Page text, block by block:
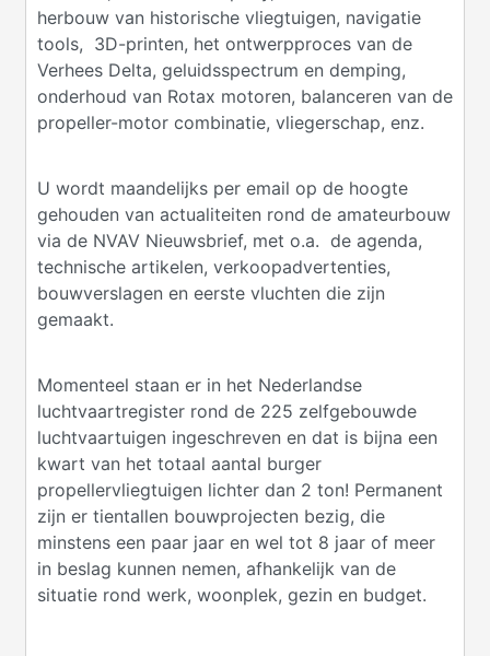
herbouw van historische vliegtuigen, navigatie
tools, 3D-printen, het ontwerpproces van de
Verhees Delta, geluidsspectrum en demping,
onderhoud van Rotax motoren, balanceren van de
propeller-motor combinatie, vliegerschap, enz.
U wordt maandelijks per email op de hoogte
gehouden van actualiteiten rond de amateurbouw
via de NVAV Nieuwsbrief, met o.a. de agenda,
technische artikelen, verkoopadvertenties,
bouwverslagen en eerste vluchten die zijn
gemaakt.
Momenteel staan er in het Nederlandse
luchtvaartregister rond de 225 zelfgebouwde
luchtvaartuigen ingeschreven en dat is bijna een
kwart van het totaal aantal burger
propellervliegtuigen lichter dan 2 ton! Permanent
zijn er tientallen bouwprojecten bezig, die
minstens een paar jaar en wel tot 8 jaar of meer
in beslag kunnen nemen, afhankelijk van de
situatie rond werk, woonplek, gezin en budget.